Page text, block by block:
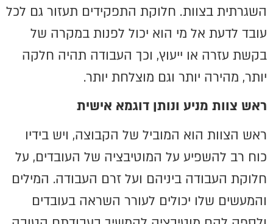
השגרתית בצוות. חלוקת התפקידים תעזור גם לכל
עובד לדעת אל מי הוא יכול לפנות במקרה של
בקשת עזרה או ייעוץ, וכך העבודה תהיה חלקה
יותר, מהירה יותר וגם מוצלחת יותר.
ראש צוות מניע ונותן דוגמא אישית
ראש הצוות הוא המוביל של הקבוצה, ויש בידיו
כוח רב להשפיע על המוטיבציה של העובדים, על
חלוקת העבודה ביניהם ועל זרם העבודה. המילים
והמעשים שלו יכולים לעורר השראה בעובדים